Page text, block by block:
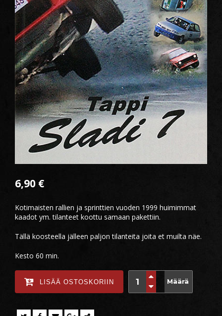
6,90 €
Kotimaisten rallien ja sprinttien vuoden 1999 huimimmat
kaadot ym. tilanteet koottu samaan pakettiin.
Tällä koosteella jälleen paljon tilanteita joita et muilta näe.
Kesto 60 min.
Määrä
LISÄÄ OSTOSKORIIN